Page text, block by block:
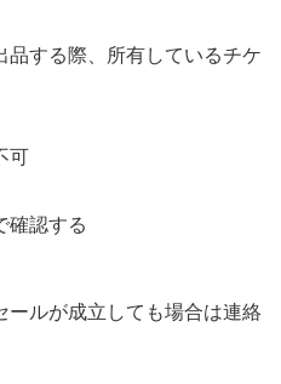
品する際、所有しているチケ
可
確認する
ールが成立しても場合は連絡